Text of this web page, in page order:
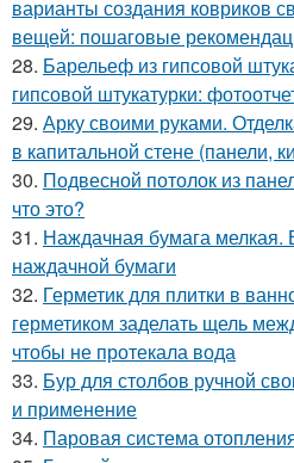
варианты создания ковриков
вещей: пошаговые
28. Барельеф из гипсовой
гипсовой штукатурки:
29. Арку своими руками.
в капитальной стене (панели,
30. Подвесной потолок из
что это?
31. Наждачная бумага мелкая.
наждачной бумаги
32. Герметик для плитки в
герметиком заделать щель
чтобы не протекала вода
33. Бур для столбов ручной
и применение
34. Паровая система